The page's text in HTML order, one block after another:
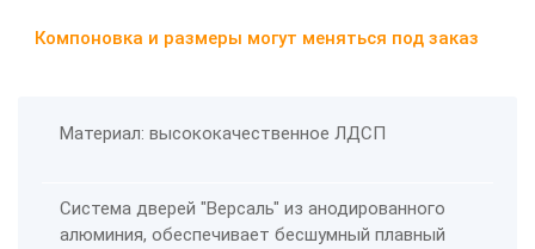
Компоновка и размеры могут меняться под заказ
Материал: высококачественное ЛДСП
Система дверей "Версаль" из анодированного
алюминия, обеспечивает бесшумный плавный